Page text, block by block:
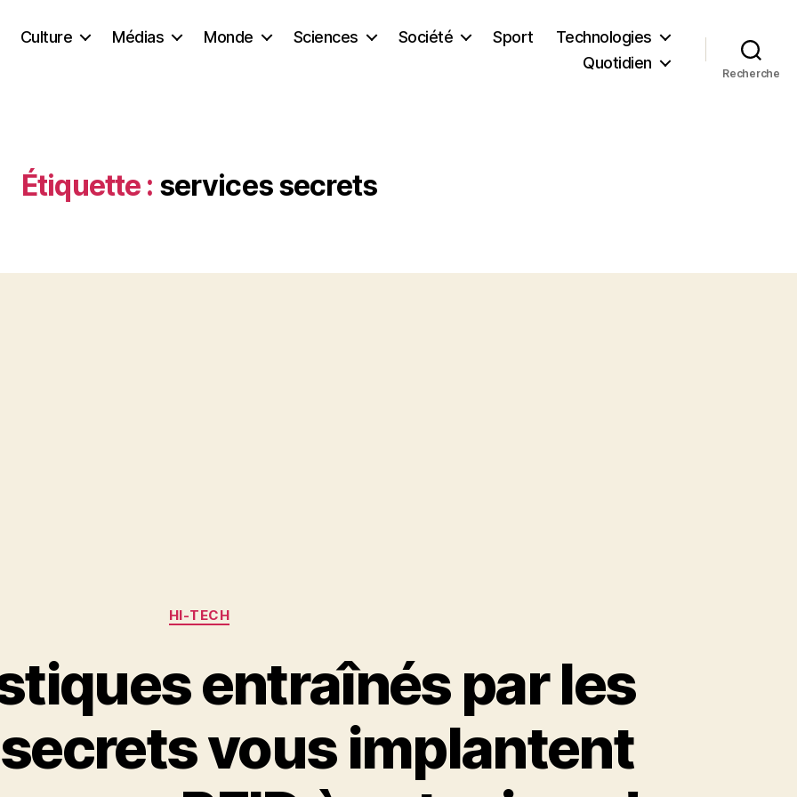
Culture Médias Monde Sciences Société Sport
Technologies
Quotidien
Recherche
Étiquette : services secrets
Catégories
HI-TECH
entraînés par les
vous implantent